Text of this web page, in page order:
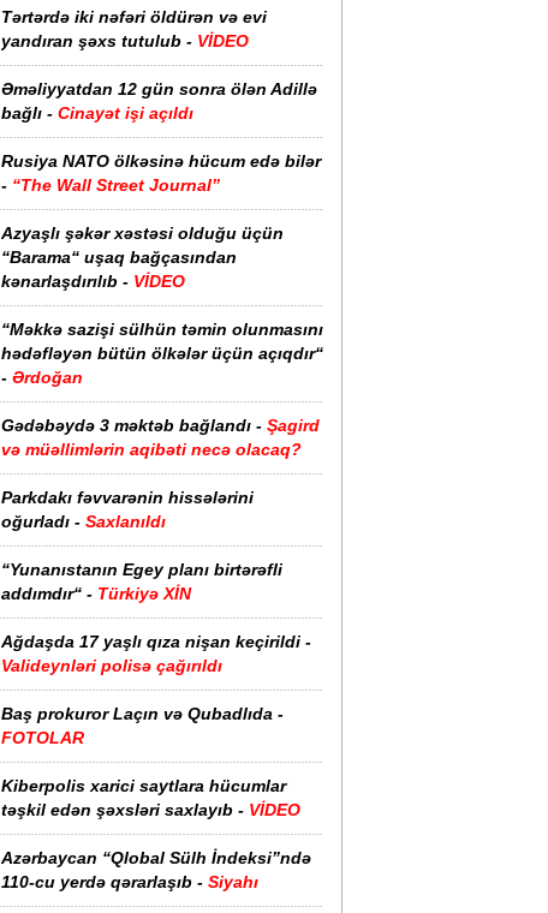
Tərtərdə iki nəfəri öldürən və evi
yandıran şəxs tutulub - VİDEO
Əməliyyatdan 12 gün sonra ölən Adillə
bağlı - Cinayət işi açıldı
Rusiya NATO ölkəsinə hücum edə bilər
- “The Wall Street Journal”
Azyaşlı şəkər xəstəsi olduğu üçün
“Barama“ uşaq bağçasından
kənarlaşdırılıb - VİDEO
“Məkkə sazişi sülhün təmin olunmasını
hədəfləyən bütün ölkələr üçün açıqdır“
- Ərdoğan
Gədəbəydə 3 məktəb bağlandı - Şagird
və müəllimlərin aqibəti necə olacaq?
Parkdakı fəvvarənin hissələrini
oğurladı - Saxlanıldı
“Yunanıstanın Egey planı birtərəfli
addımdır“ - Türkiyə XİN
Ağdaşda 17 yaşlı qıza nişan keçirildi -
Valideynləri polisə çağırıldı
Baş prokuror Laçın və Qubadlıda -
FOTOLAR
Kiberpolis xarici saytlara hücumlar
təşkil edən şəxsləri saxlayıb - VİDEO
Azərbaycan “Qlobal Sülh İndeksi”ndə
110-cu yerdə qərarlaşıb - Siyahı